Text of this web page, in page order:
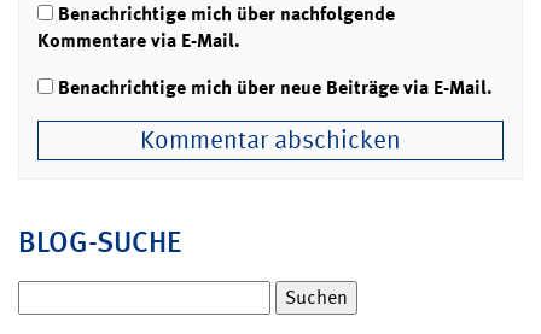
Benachrichtige mich über nachfolgende
Kommentare via E-Mail.
Benachrichtige mich über neue Beiträge via E-Mail.
BLOG-SUCHE
nach: